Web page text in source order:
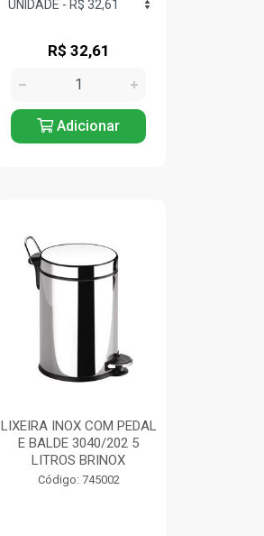
R$ 32,61
Adicionar
LIXEIRA INOX COM PEDAL
E BALDE 3040/202 5
LITROS BRINOX
Código: 745002